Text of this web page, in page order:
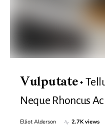
Vulputate
Neque Rhoncus
Elliot Alderson 2.7K views